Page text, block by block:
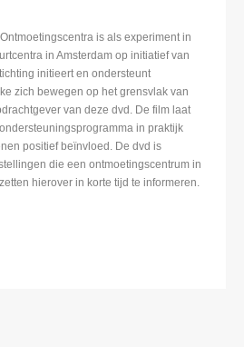
is als experiment in
in Amsterdam op initiatief van
initieert en ondersteunt
zich bewegen op het grensvlak van
van deze dvd. De film laat
in praktijk
positief beïnvloed. De dvd is
die een ontmoetingscentrum in
hierover in korte tijd te informeren.